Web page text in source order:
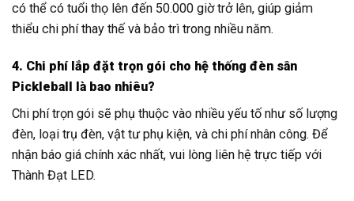
có thể có tuổi thọ lên đến 50.000 giờ trở lên, giúp giảm
thiểu chi phí thay thế và bảo trì trong nhiều năm.
4. Chi phí lắp đặt trọn gói cho hệ thống đèn sân
Pickleball là bao nhiêu?
Chi phí trọn gói sẽ phụ thuộc vào nhiều yếu tố như số lượng
đèn, loại trụ đèn, vật tư phụ kiện, và chi phí nhân công. Để
nhận báo giá chính xác nhất, vui lòng liên hệ trực tiếp với
Thành Đạt LED.